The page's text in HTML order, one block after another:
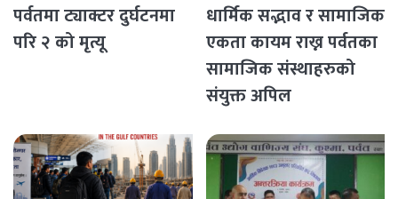
पर्वतमा ट्याक्टर दुर्घटनमा
परि २ को मृत्यू
धार्मिक सद्भाव र सामाजिक
एकता कायम राख्न पर्वतका
सामाजिक संस्थाहरुको
संयुक्त अपिल